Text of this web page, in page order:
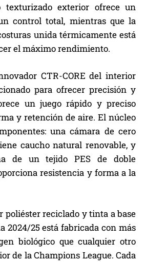
texturizado exterior ofrece un
control total, mientras que la
unida térmicamente está
el máximo rendimiento.
CTR-CORE del interior
para ofrecer precisión y
un juego rápido y preciso
y retención de aire. El núcleo
una cámara de cero
caucho natural renovable, y
de un tejido PES de doble
resistencia y forma a la
poliéster reciclado y tinta a base
2024/25 está fabricada con más
biológico que cualquier otro
de la Champions League. Cada